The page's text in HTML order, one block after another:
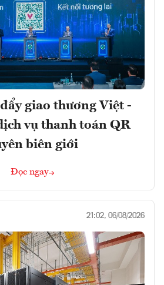
giao thương Việt -
vụ thanh toán QR
biên giới
Đọc ngay
21:02, 06/08/2026